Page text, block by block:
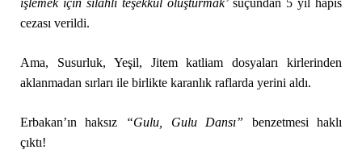
işlemek için silahlı teşekkül oluşturmak’suçundan 5 yıl hapis
cezası verildi.
Ama, Susurluk, Yeşil, Jitem katliam dosyaları kirlerinden
aklanmadan sırları ile birlikte karanlık raflarda yerini aldı.
Erbakan’ın haksız “Gulu, Gulu Dansı” benzetmesi haklı
çıktı!